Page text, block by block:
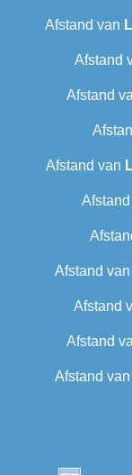
Afstand van
Afstand
Afstand
Afstand van
Afstand van
Afstand
Afstand
Afstand van